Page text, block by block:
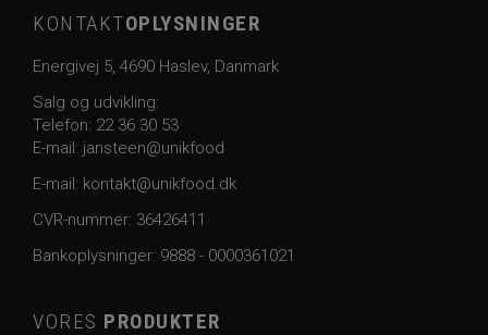
KONTAKTOPLYSNINGER
Energivej 5, 4690 Haslev, Danmark
Salg og udvikling:
Telefon: 22 36 30 53
E-mail: jansteen@unikfood
E-mail: kontakt@unikfood.dk
CVR-nummer: 36426411
Bankoplysninger: 9888 - 0000361021
VORES PRODUKTER